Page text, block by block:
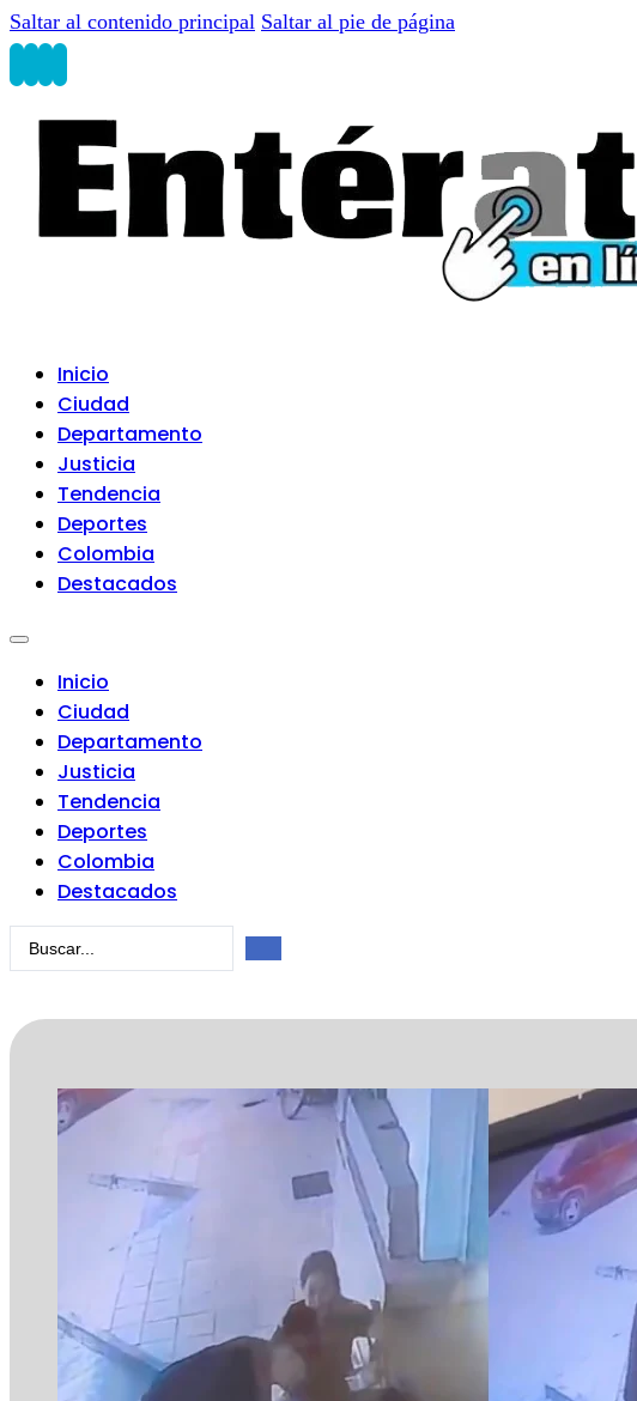
Saltar al contenido principal Saltar al pie de página
Inicio
Ciudad
Departamento
Justicia
Tendencia
Deportes
Colombia
Destacados
Inicio
Ciudad
Departamento
Justicia
Tendencia
Deportes
Colombia
Destacados
Search